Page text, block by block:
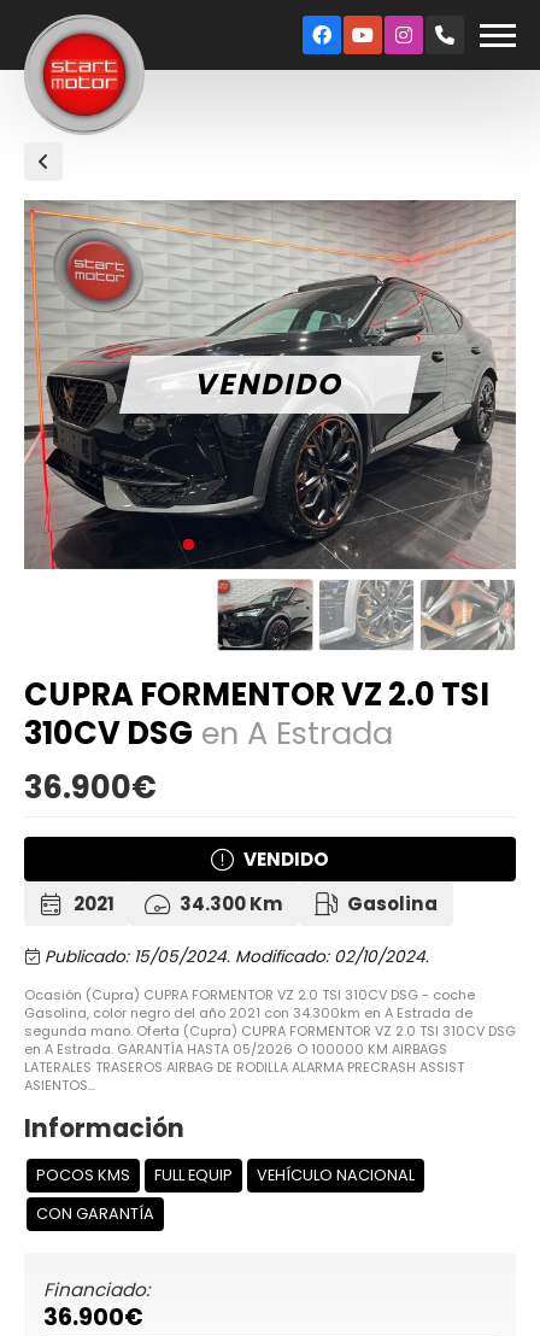
CUPRA FORMENTOR VZ 2.0 TSI
310CV DSG en A Estrada
36.900€
VENDIDO
2021
34.300 Km Gasolina
Publicado: 15/05/2024. Modificado: 02/10/2024.
Ocasión (Cupra) CUPRA FORMENTOR VZ 2.0 TSI 310CV DSG - coche
Gasolina, color negro del año 2021 con 34.300km en A Estrada de
segunda mano. Oferta (Cupra) CUPRA FORMENTOR VZ 2.0 TSI 310CV DSG
en A Estrada. GARANTÍA HASTA 05/2026 O 100000 KM AIRBAGS
LATERALES TRASEROS AIRBAG DE RODILLA ALARMA PRECRASH ASSIST
ASIENTOS...
Información
POCOS KMS FULL EQUIP
VEHÍCULO NACIONAL
CON GARANTÍA
Financiado:
36.900€